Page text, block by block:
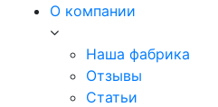
О компании
Наша фабрика
Отзывы
Статьи